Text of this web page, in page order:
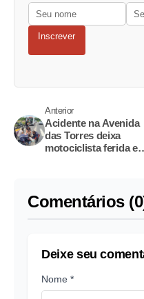
Inscrever
Anterior
Acidente na Avenida
das Torres deixa
motociclista ferida e
Comentários
Deixe seu
Nome *